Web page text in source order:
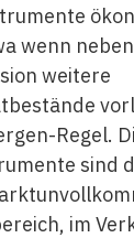
wenn
weitere
Regel.
sind
im